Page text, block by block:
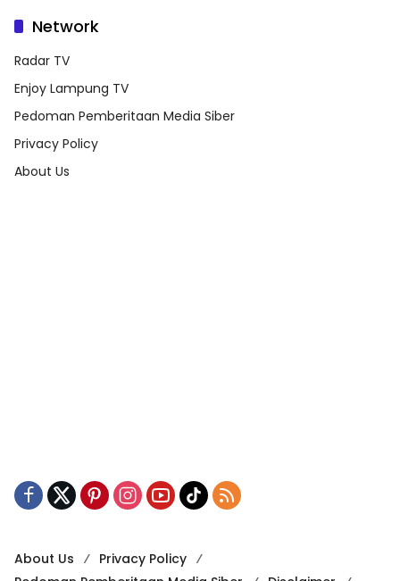
Network
Radar TV
Enjoy Lampung TV
Pedoman Pemberitaan Media Siber
Privacy Policy
About Us
About Us
Privacy Policy